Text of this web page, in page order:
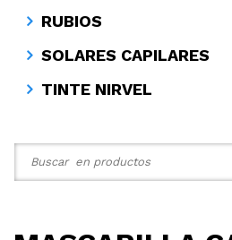
RUBIOS
SOLARES CAPILARES
TINTE NIRVEL